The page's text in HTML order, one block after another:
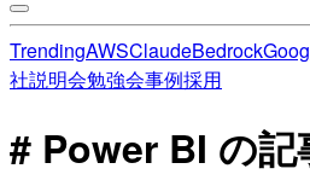
TrendingAWSClaudeBedrock
社説明会勉強会事例採用
# Power BI の記